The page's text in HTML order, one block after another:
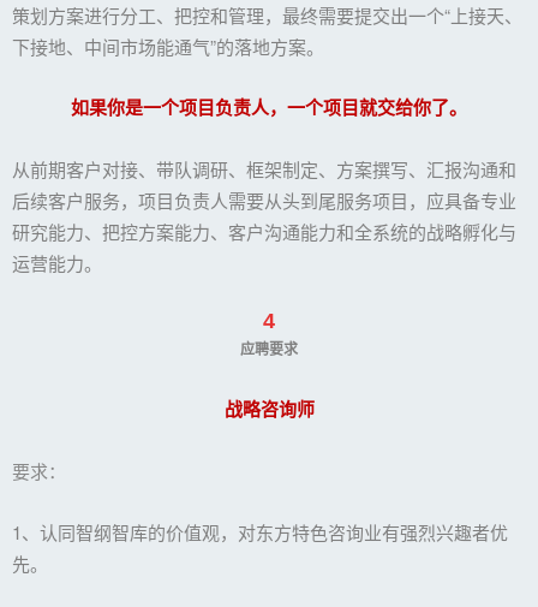
策划方案进行分工、把控和管理，最终需要提交出一个“上接天、
下接地、中间市场能通气”的落地方案。
如果你是一个项目负责人，一个项目就交给你了。
从前期客户对接、带队调研、框架制定、方案撰写、汇报沟通和
后续客户服务，项目负责人需要从头到尾服务项目，应具备专业
研究能力、把控方案能力、客户沟通能力和全系统的战略孵化与
运营能力。
4
应聘要求
战略咨询师
要求：
1、认同智纲智库的价值观，对东方特色咨询业有强烈兴趣者优
先。